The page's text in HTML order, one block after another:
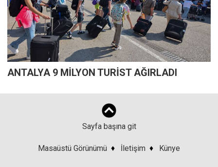
ANTALYA 9 MİLYON TURİST AĞIRLADI
Sayfa başına git
Masaüstü Görünümü ♦ İletişim ♦ Künye